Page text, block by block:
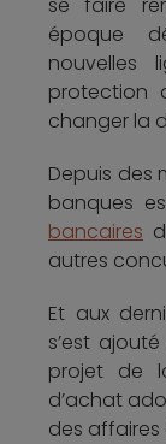
époque
protection
changer la
Depuis des
banques
bancaires
autres
Et aux
s’est
projet de
d’achat
des